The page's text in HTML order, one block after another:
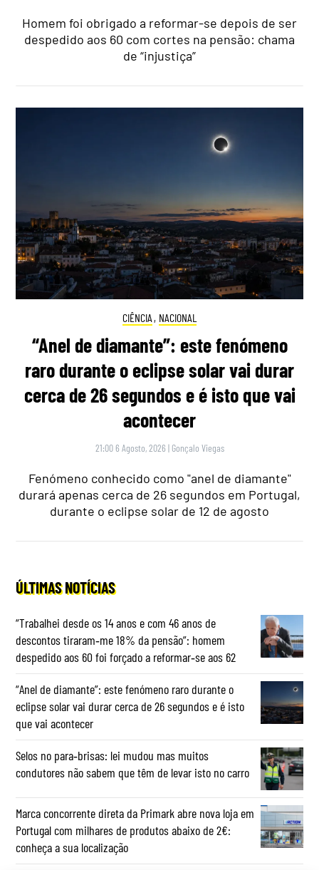
Homem foi obrigado a reformar-se depois de ser
despedido aos 60 com cortes na pensão: chama
de “injustiça”
CIÊNCIA , NACIONAL
“Anel de diamante”: este fenómeno
raro durante o eclipse solar vai durar
cerca de 26 segundos e é isto que vai
acontecer
21:00 6 Agosto, 2026 | Gonçalo Viegas
Fenómeno conhecido como "anel de diamante"
durará apenas cerca de 26 segundos em Portugal,
durante o eclipse solar de 12 de agosto
ÚLTIMAS NOTÍCIAS
“Trabalhei desde os 14 anos e com 46 anos de
descontos tiraram‑me 18% da pensão”: homem
despedido aos 60 foi forçado a reformar‑se aos 62
“Anel de diamante”: este fenómeno raro durante o
eclipse solar vai durar cerca de 26 segundos e é isto
que vai acontecer
Selos no para‑brisas: lei mudou mas muitos
condutores não sabem que têm de levar isto no carro
Marca concorrente direta da Primark abre nova loja em
Portugal com milhares de produtos abaixo de 2€:
conheça a sua localização